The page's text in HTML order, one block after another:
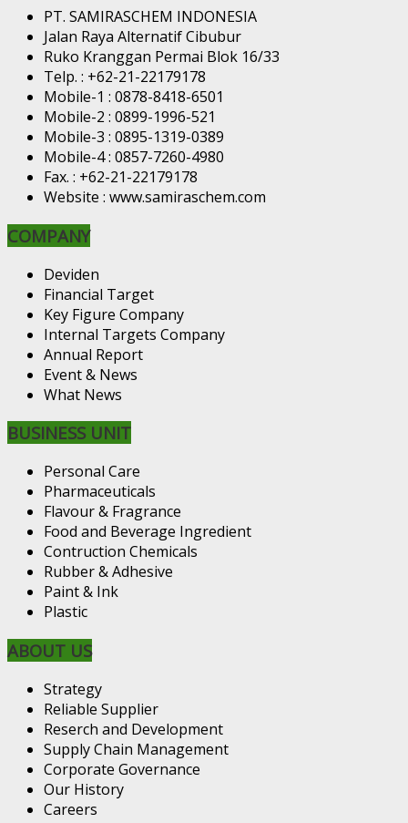
PT. SAMIRASCHEM INDONESIA
Jalan Raya Alternatif Cibubur
Ruko Kranggan Permai Blok 16/33
Telp. : +62-21-22179178
Mobile-1 : 0878-8418-6501
Mobile-2 : 0899-1996-521
Mobile-3 : 0895-1319-0389
Mobile-4 : 0857-7260-4980
Fax. : +62-21-22179178
Website : www.samiraschem.com
COMPANY
Deviden
Financial Target
Key Figure Company
Internal Targets Company
Annual Report
Event & News
What News
BUSINESS UNIT
Personal Care
Pharmaceuticals
Flavour & Fragrance
Food and Beverage Ingredient
Contruction Chemicals
Rubber & Adhesive
Paint & Ink
Plastic
ABOUT US
Strategy
Reliable Supplier
Reserch and Development
Supply Chain Management
Corporate Governance
Our History
Careers